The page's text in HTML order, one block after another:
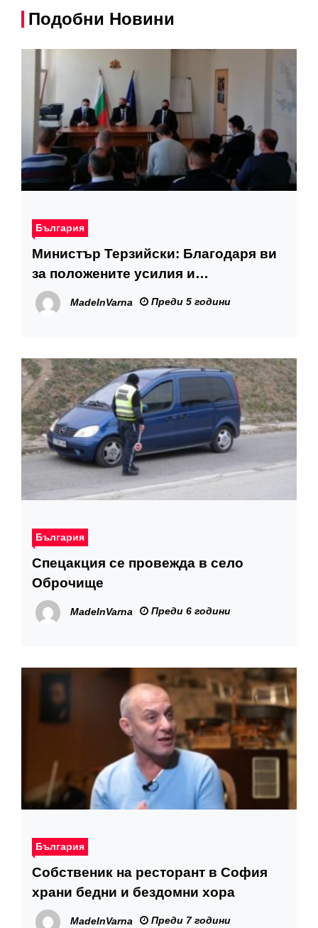
Подобни Новини
България
Министър Терзийски: Благодаря ви
за положените усилия и
постигнатите добри професионални
резултати
MadeInVarna Преди 5 години
България
Спецакция се провежда в село
Оброчище
MadeInVarna Преди 6 години
България
Собственик на ресторант в София
храни бедни и бездомни хора
MadeInVarna Преди 7 години